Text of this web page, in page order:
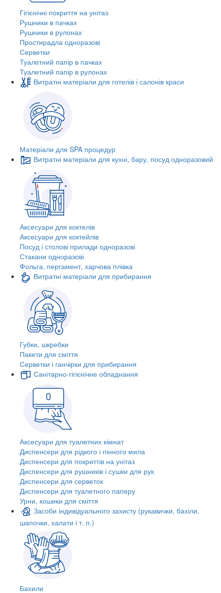
Гігієнічні покриття на унітаз
Рушники в пачках
Рушники в рулонах
Простирадла одноразові
Серветки
Туалетний папір в пачках
Туалетний папір в рулонах
Витратні матеріали для готелів і салонів краси
Матеріали для SPA процедур
Витратні матеріали для кухні, бару, посуд одноразовий
Аксесуари для коктелів
Аксесуари для коктейлів
Посуд і столові прилади одноразові
Стакани одноразові
Фольга, пергамент, харчова плівка
Витратні матеріали для прибирання
Губки, шкребки
Пакети для сміття
Серветки і ганчірки для прибирання
Санітарно-гігієнічне обладнання
Аксесуари для туалетних кімнат
Диспенсери для рідкого і пінного мила
Диспенсери для покриттів на унітаз
Диспенсери для рушників і сушки для рук
Диспенсери для серветок
Диспенсери для туалетного паперу
Урни, кошики для сміття
Засоби індивідуального захисту (рукавички, бахіли,
шапочки, халати і т. п.)
Бахили